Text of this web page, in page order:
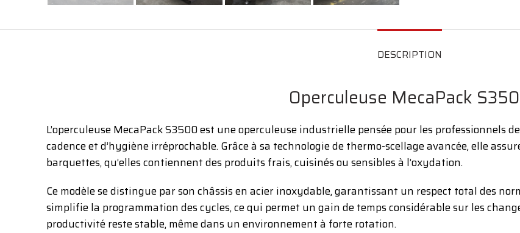
DESCRIPTION
Operculeuse MecaPack
L’operculeuse MecaPack S3500 est une operculeuse industrielle pensée pour les professionnels
cadence et d’hygiène irréprochable. Grâce à sa technologie de thermo-scellage avancée, elle
barquettes, qu’elles contiennent des produits frais, cuisinés ou sensibles à l’oxydation.
Ce modèle se distingue par son châssis en acier inoxydable, garantissant un respect total des
simplifie la programmation des cycles, ce qui permet un gain de temps considérable sur les
productivité reste stable, même dans un environnement à forte rotation.